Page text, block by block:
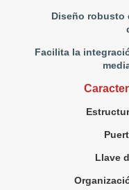
Diseño robusto
Facilita la
Llave